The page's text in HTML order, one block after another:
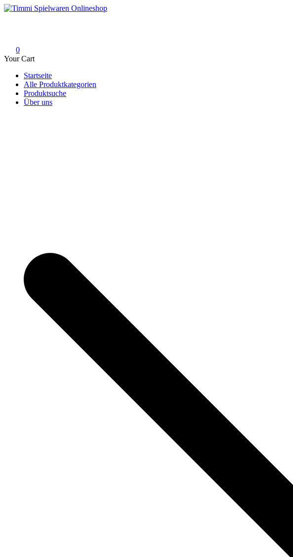
Skip
0
Your Cart
Startseite
Alle Produktkategorien
Produktsuche
Über uns